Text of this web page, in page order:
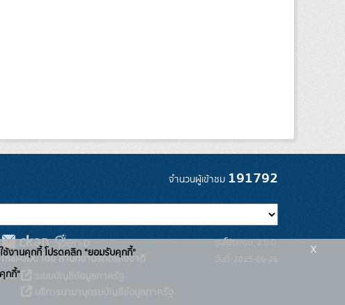
จำนวนผู้เข้าชม 191792
GDC โดย สำนักงานสถิติแห่งชาติ
อง:
รุ่นโปรแกรม: 3.0.0
วันที่: 2025-06-26
ช้งานคุกกี้ โปรดคลิก "ยอมรับคุกกี้"
กกี้"
x